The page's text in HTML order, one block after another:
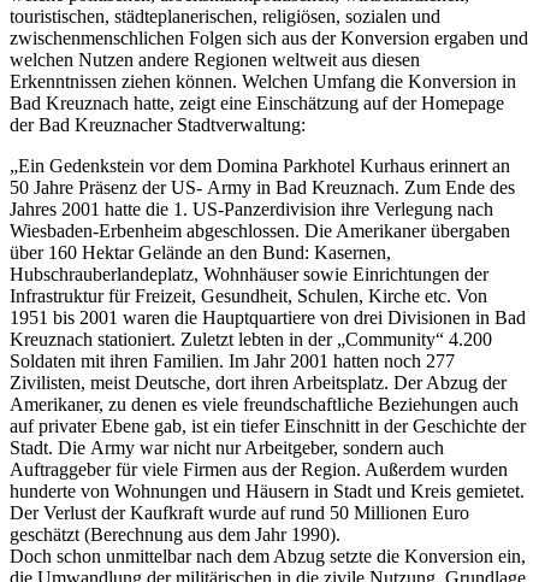
touristischen, städteplanerischen, religiösen, sozialen und
zwischenmenschlichen Folgen sich aus der Konversion ergaben und
welchen Nutzen andere Regionen weltweit aus diesen
Erkenntnissen ziehen können. Welchen Umfang die Konversion in
Bad Kreuznach hatte, zeigt eine Einschätzung auf der Homepage
der Bad Kreuznacher Stadtverwaltung:
„Ein Gedenkstein vor dem Domina Parkhotel Kurhaus erinnert an
50 Jahre Präsenz der US- Army in Bad Kreuznach. Zum Ende des
Jahres 2001 hatte die 1. US-Panzerdivision ihre Verlegung nach
Wiesbaden-Erbenheim abgeschlossen. Die Amerikaner übergaben
über 160 Hektar Gelände an den Bund: Kasernen,
Hubschrauberlandeplatz, Wohnhäuser sowie Einrichtungen der
Infrastruktur für Freizeit, Gesundheit, Schulen, Kirche etc. Von
1951 bis 2001 waren die Hauptquartiere von drei Divisionen in Bad
Kreuznach stationiert. Zuletzt lebten in der „Community“ 4.200
Soldaten mit ihren Familien. Im Jahr 2001 hatten noch 277
Zivilisten, meist Deutsche, dort ihren Arbeitsplatz. Der Abzug der
Amerikaner, zu denen es viele freundschaftliche Beziehungen auch
auf privater Ebene gab, ist ein tiefer Einschnitt in der Geschichte der
Stadt. Die Army war nicht nur Arbeitgeber, sondern auch
Auftraggeber für viele Firmen aus der Region. Außerdem wurden
hunderte von Wohnungen und Häusern in Stadt und Kreis gemietet.
Der Verlust der Kaufkraft wurde auf rund 50 Millionen Euro
geschätzt (Berechnung aus dem Jahr 1990).
Doch schon unmittelbar nach dem Abzug setzte die Konversion ein,